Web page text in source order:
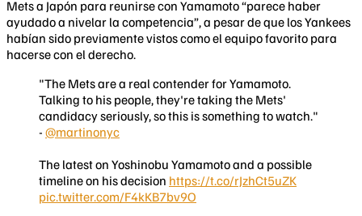
Mets a Japón para reunirse con Yamamoto “parece haber
ayudado a nivelar la competencia”, a pesar de que los Yankees
habían sido previamente vistos como el equipo favorito para
hacerse con el derecho.
"The Mets are a real contender for Yamamoto.
Talking to his people, they're taking the Mets'
candidacy seriously, so this is something to watch."
- @martinonyc
The latest on Yoshinobu Yamamoto and a possible
timeline on his decision https://t.co/rJzhCt5uZK
pic.twitter.com/F4kKB7bv9O